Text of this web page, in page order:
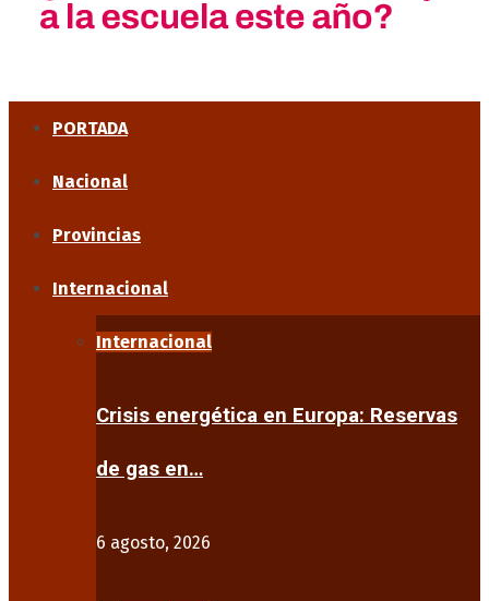
PORTADA
Nacional
Provincias
Internacional
Internacional
Crisis energética en Europa: Reservas
de gas en…
6 agosto, 2026